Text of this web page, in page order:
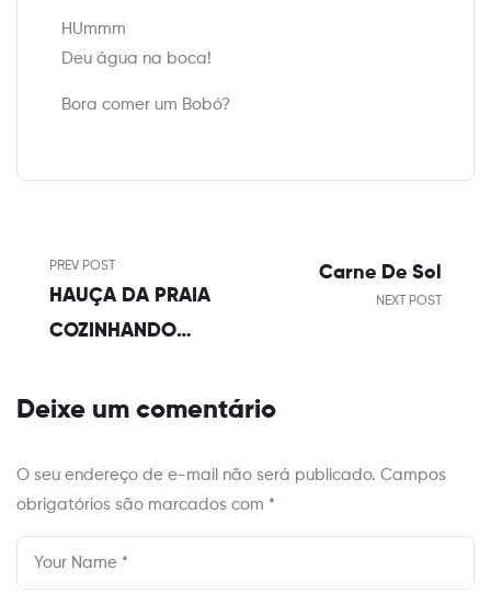
HUmmm
Deu água na boca!
Bora comer um Bobó?
Navegação
de
Post
PREV POST
HAUÇA DA PRAIA
COZINHANDO
NEXT POST
Carne De Sol
Deixe um comentário
O seu endereço de e-mail não será publicado. Campos
obrigatórios são marcados com *